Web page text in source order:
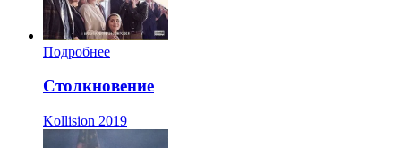
Подробнее
Столкновение
Kollision 2019